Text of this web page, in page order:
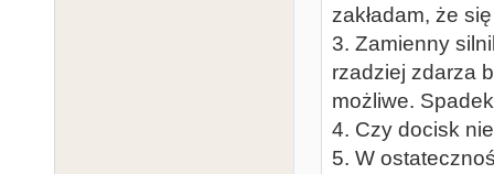
zakładam, że
3. Zamienny
rzadziej zdarza
możliwe.
4. Czy docisk
5. W